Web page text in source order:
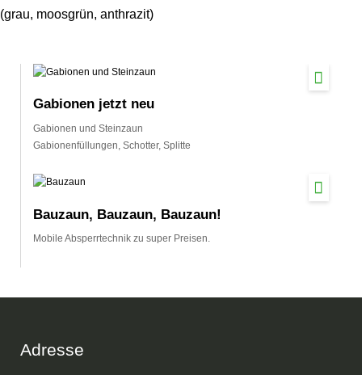
(grau, moosgrün, anthrazit)
Gabionen jetzt neu
Gabionen und Steinzaun
Gabionenfüllungen, Schotter, Splitte
Bauzaun, Bauzaun, Bauzaun!
Mobile Absperrtechnik zu super Preisen.
Adresse